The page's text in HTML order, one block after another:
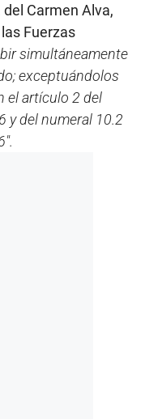
Carmen Alva,
Fuerzas
simultáneamente
exceptuándolos
el artículo 2 del
y del numeral 10.2